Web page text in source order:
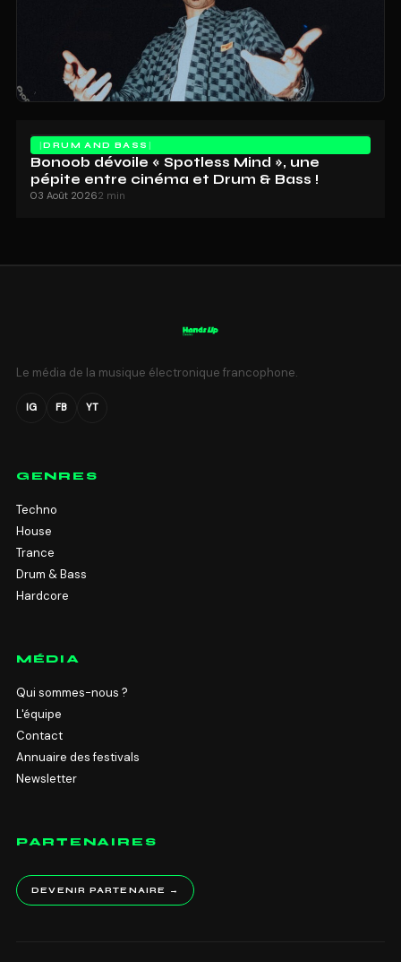
DRUM AND BASS
Bonoob dévoile « Spotless Mind », une
pépite entre cinéma et Drum & Bass !
03 Août 20262 min
Le média de la musique électronique francophone.
IG FB YT
GENRES
Techno
House
Trance
Drum & Bass
Hardcore
MÉDIA
Qui sommes-nous ?
L'équipe
Contact
Annuaire des festivals
Newsletter
PARTENAIRES
DEVENIR PARTENAIRE →